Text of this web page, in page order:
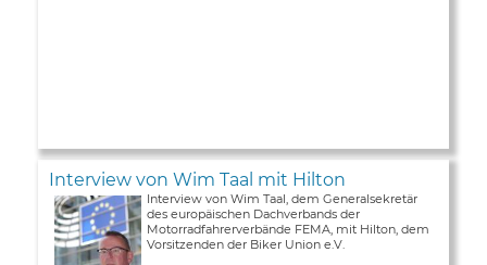
Interview von Wim Taal mit Hilton
Interview von Wim Taal, dem Generalsekretär
des europäischen Dachverbands der
Motorradfahrerverbände FEMA, mit Hilton, dem
Vorsitzenden der Biker Union e.V.